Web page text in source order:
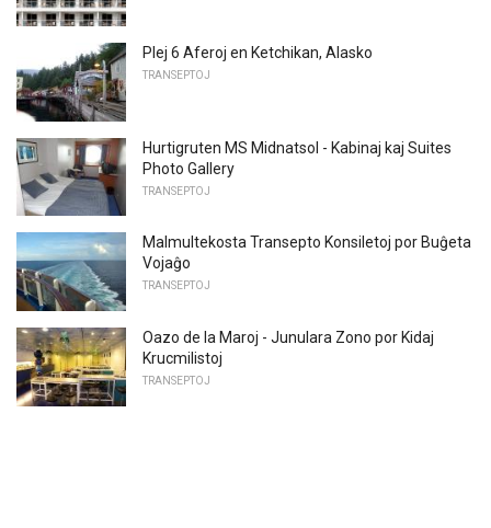
Plej 6 Aferoj en Ketchikan, Alasko
TRANSEPTOJ
Hurtigruten MS Midnatsol - Kabinaj kaj Suites
Photo Gallery
TRANSEPTOJ
Malmultekosta Transepto Konsiletoj por Buĝeta
Vojaĝo
TRANSEPTOJ
Oazo de la Maroj - Junulara Zono por Kidaj
Krucmilistoj
TRANSEPTOJ